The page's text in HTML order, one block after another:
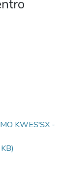
KWES'SX -